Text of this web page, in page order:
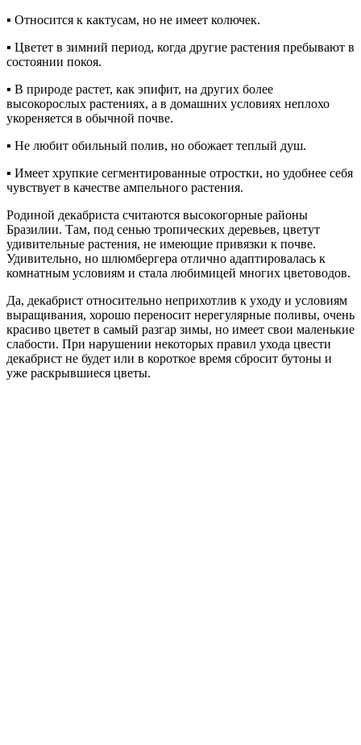
▪ Относится к кактусам, но не имеет колючек.
▪ Цветет в зимний период, когда другие растения пребывают в
состоянии покоя.
▪ В природе растет, как эпифит, на других более
высокорослых растениях, а в домашних условиях неплохо
укореняется в обычной почве.
▪ Не любит обильный полив, но обожает теплый душ.
▪ Имеет хрупкие сегментированные отростки, но удобнее себя
чувствует в качестве ампельного растения.
Родиной декабриста считаются высокогорные районы
Бразилии. Там, под сенью тропических деревьев, цветут
удивительные растения, не имеющие привязки к почве.
Удивительно, но шлюмбергера отлично адаптировалась к
комнатным условиям и стала любимицей многих цветоводов.
Да, декабрист относительно неприхотлив к уходу и условиям
выращивания, хорошо переносит нерегулярные поливы, очень
красиво цветет в самый разгар зимы, но имеет свои маленькие
слабости. При нарушении некоторых правил ухода цвести
декабрист не будет или в короткое время сбросит бутоны и
уже раскрывшиеся цветы.